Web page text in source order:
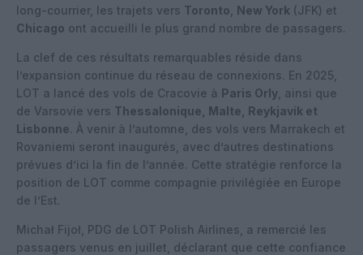
long-courrier, les trajets vers Toronto New York (JFK) et
Chicago ont accueilli le plus grand nombre de passagers.
La clef de ces résultats remarquables réside dans
l’expansion continue du réseau de connexions. En 2025,
LOT a lancé des vols de Cracovie à Paris Orly , ainsi que
de Varsovie vers Thessalonique, Malte, Reykjavik et
Lisbonne. À venir à l’automne, des vols vers Marrakech et
Rovaniemi seront inaugurés, avec d’autres destinations
prévues d’ici la fin de l’année. Cette stratégie renforce la
position de LOT comme compagnie privilégiée en Europe
de l’Est.
Michał Fijoł, PDG de LOT Polish Airlines, a remercié les
passagers venus en juillet, déclarant que cette confiance